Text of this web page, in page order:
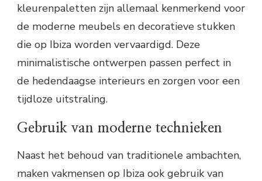
kleurenpaletten zijn allemaal kenmerkend voor
de moderne meubels en decoratieve stukken
die op Ibiza worden vervaardigd. Deze
minimalistische ontwerpen passen perfect in
de hedendaagse interieurs en zorgen voor een
tijdloze uitstraling.
Gebruik van moderne technieken
Naast het behoud van traditionele ambachten,
maken vakmensen op Ibiza ook gebruik van